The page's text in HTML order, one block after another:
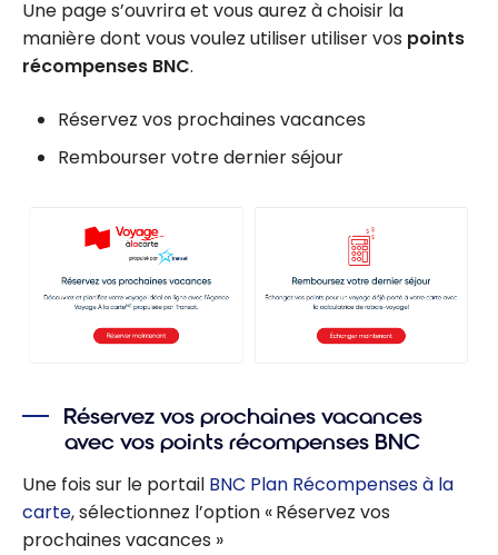
Une page s’ouvrira et vous aurez à choisir la
manière dont vous voulez utiliser utiliser vos points
récompenses BNC.
Réservez vos prochaines vacances
Rembourser votre dernier séjour
Réservez vos prochaines vacances
avec vos points récompenses BNC
Une fois sur le portail BNC Plan Récompenses à la
carte, sélectionnez l’option « Réservez vos
prochaines vacances »